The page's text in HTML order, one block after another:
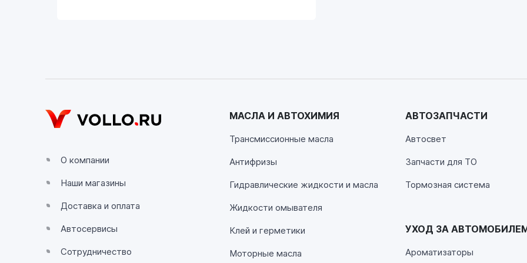
Пн-Пт с 9:00 до 19:00 Сб-Вс с 10:00 до 19:00
Пн-Пт с 9:00 до 19:00 Сб-Вс с 10:00 до 19:00
г. Рязань, улица Островского, д.109/2
О компании
Наши магазины
Доставка и оплата
Автосервисы
Сотрудничество
МАСЛА И АВТОХИМИЯ
Трансмиссионные масла
Антифризы
Гидравлические жидкости и масла
Жидкости омывателя
Клей и герметики
Моторные масла
АВТОЗАПЧАСТИ
Автосвет
Запчасти для ТО
Тормозная система
УХОД ЗА
Ароматизаторы